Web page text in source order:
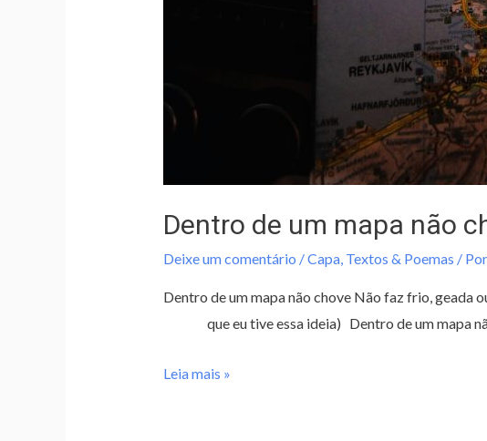
Dentro de um mapa não
Deixe um comentário /Capa, Textos & Poemas / Por
Dentro de um mapa não chove Não faz frio,
que eu tive essa ideia) Dentro de um mapa não
Leia mais »